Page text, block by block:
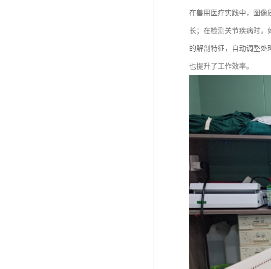
在兽用医疗实践中，图像
长；在检测关节疾病时，
的解剖特征，自动调整处
也提升了工作效率。